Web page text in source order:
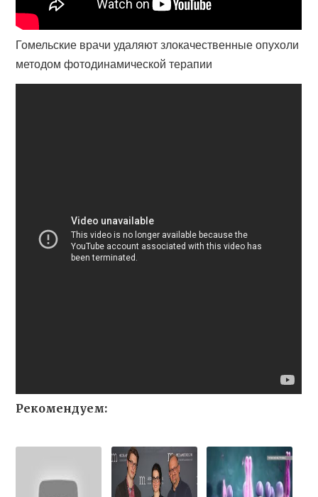
Гомельские врачи удаляют злокачественные опухоли
методом фотодинамической терапии
Рекомендуем: